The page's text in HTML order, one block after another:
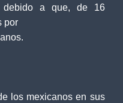
debido a que, de 16
por
los mexicanos en sus